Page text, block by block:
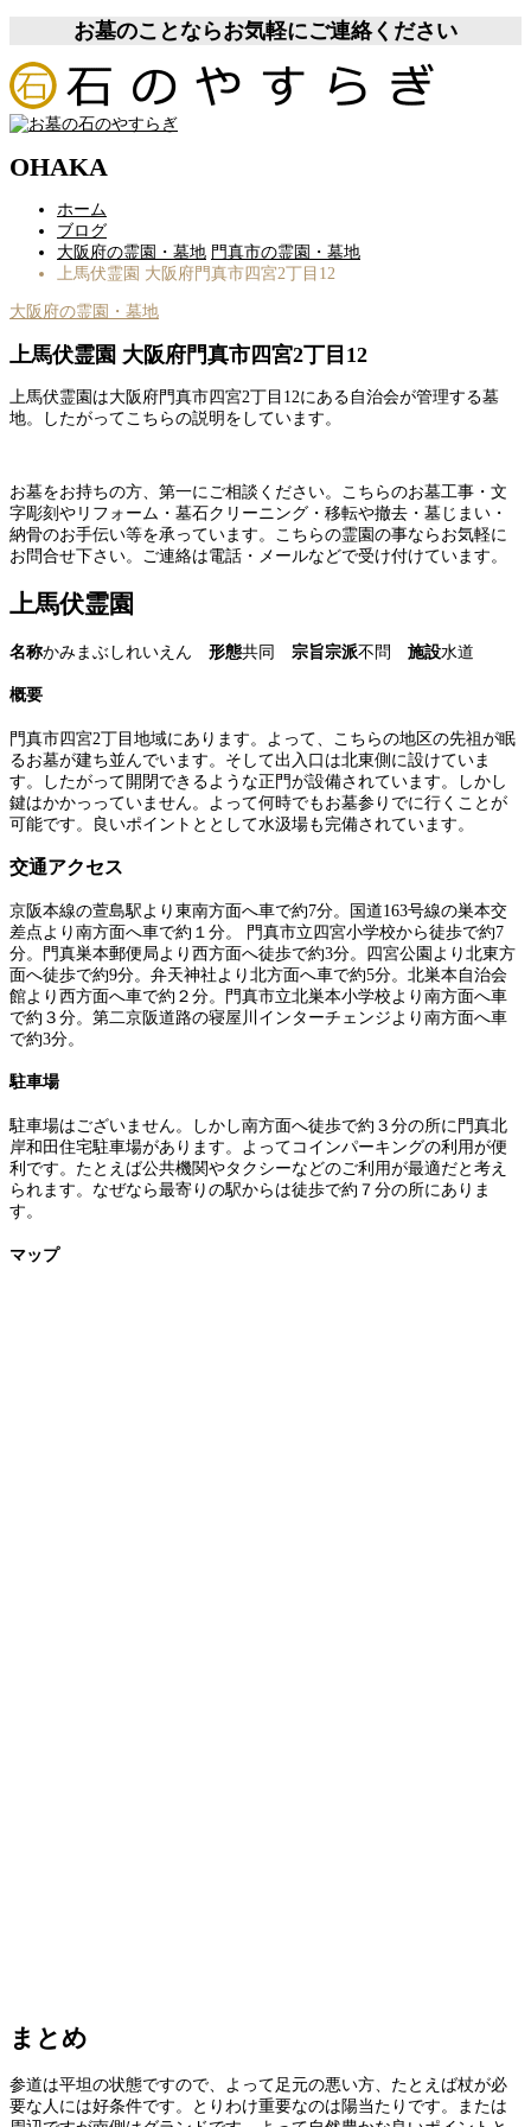
お墓のことならお気軽にご連絡ください
OHAKA
ホーム
ブログ
大阪府の霊園・墓地 門真市の霊園・墓地
上馬伏霊園 大阪府門真市四宮2丁目12
大阪府の霊園・墓地
上馬伏霊園 大阪府門真市四宮2丁目12
上馬伏霊園は大阪府門真市四宮2丁目12にある自治会が管理する墓
地。したがってこちらの説明をしています。
お墓をお持ちの方、第一にご相談ください。こちらのお墓工事・文
字彫刻やリフォーム・墓石クリーニング・移転や撤去・墓じまい・
納骨のお手伝い等を承っています。こちらの霊園の事ならお気軽に
お問合せ下さい。ご連絡は電話・メールなどで受け付けています。
上馬伏霊園
名称かみまぶしれいえん 形態共同 宗旨宗派不問 施設水道
概要
門真市四宮2丁目地域にあります。よって、こちらの地区の先祖が眠
るお墓が建ち並んでいます。そして出入口は北東側に設けていま
す。したがって開閉できるような正門が設備されています。しかし
鍵はかかっっていません。よって何時でもお墓参りでに行くことが
可能です。良いポイントととして水汲場も完備されています。
交通アクセス
京阪本線の萱島駅より東南方面へ車で約7分。国道163号線の巣本交
差点より南方面へ車で約１分。 門真市立四宮小学校から徒歩で約7
分。門真巣本郵便局より西方面へ徒歩で約3分。四宮公園より北東方
面へ徒歩で約9分。弁天神社より北方面へ車で約5分。北巣本自治会
館より西方面へ車で約２分。門真市立北巣本小学校より南方面へ車
で約３分。第二京阪道路の寝屋川インターチェンジより南方面へ車
で約3分。
駐車場
駐車場はございません。しかし南方面へ徒歩で約３分の所に門真北
岸和田住宅駐車場があります。よってコインパーキングの利用が便
利です。たとえば公共機関やタクシーなどのご利用が最適だと考え
られます。なぜなら最寄りの駅からは徒歩で約７分の所にありま
す。
マップ
まとめ
参道は平坦の状態ですので、よって足元の悪い方、たとえば杖が必
要な人には好条件です。とりわけ重要なのは陽当たりです。または